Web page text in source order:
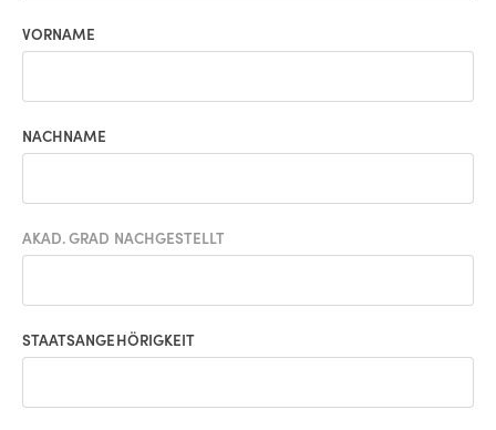
VORNAME
NACHNAME
AKAD. GRAD NACHGESTELLT
STAATSANGEHÖRIGKEIT